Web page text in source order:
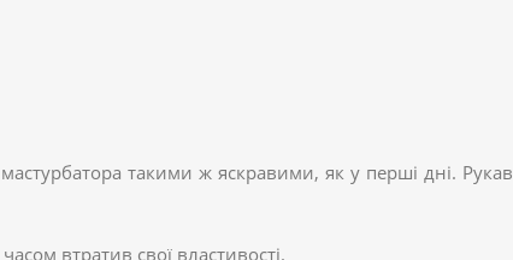
такими ж яскравими, як у перші дні. Рукав
втратив свої властивості.